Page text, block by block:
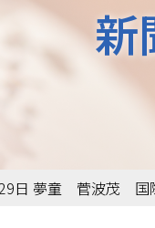
新
日 夢童 菅波茂 国